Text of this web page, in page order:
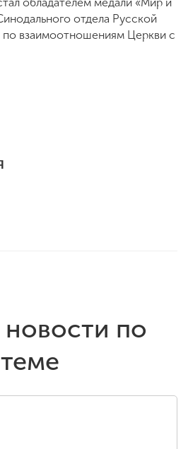
отдела Русской
взаимоотношениям Церкви с
по
теме